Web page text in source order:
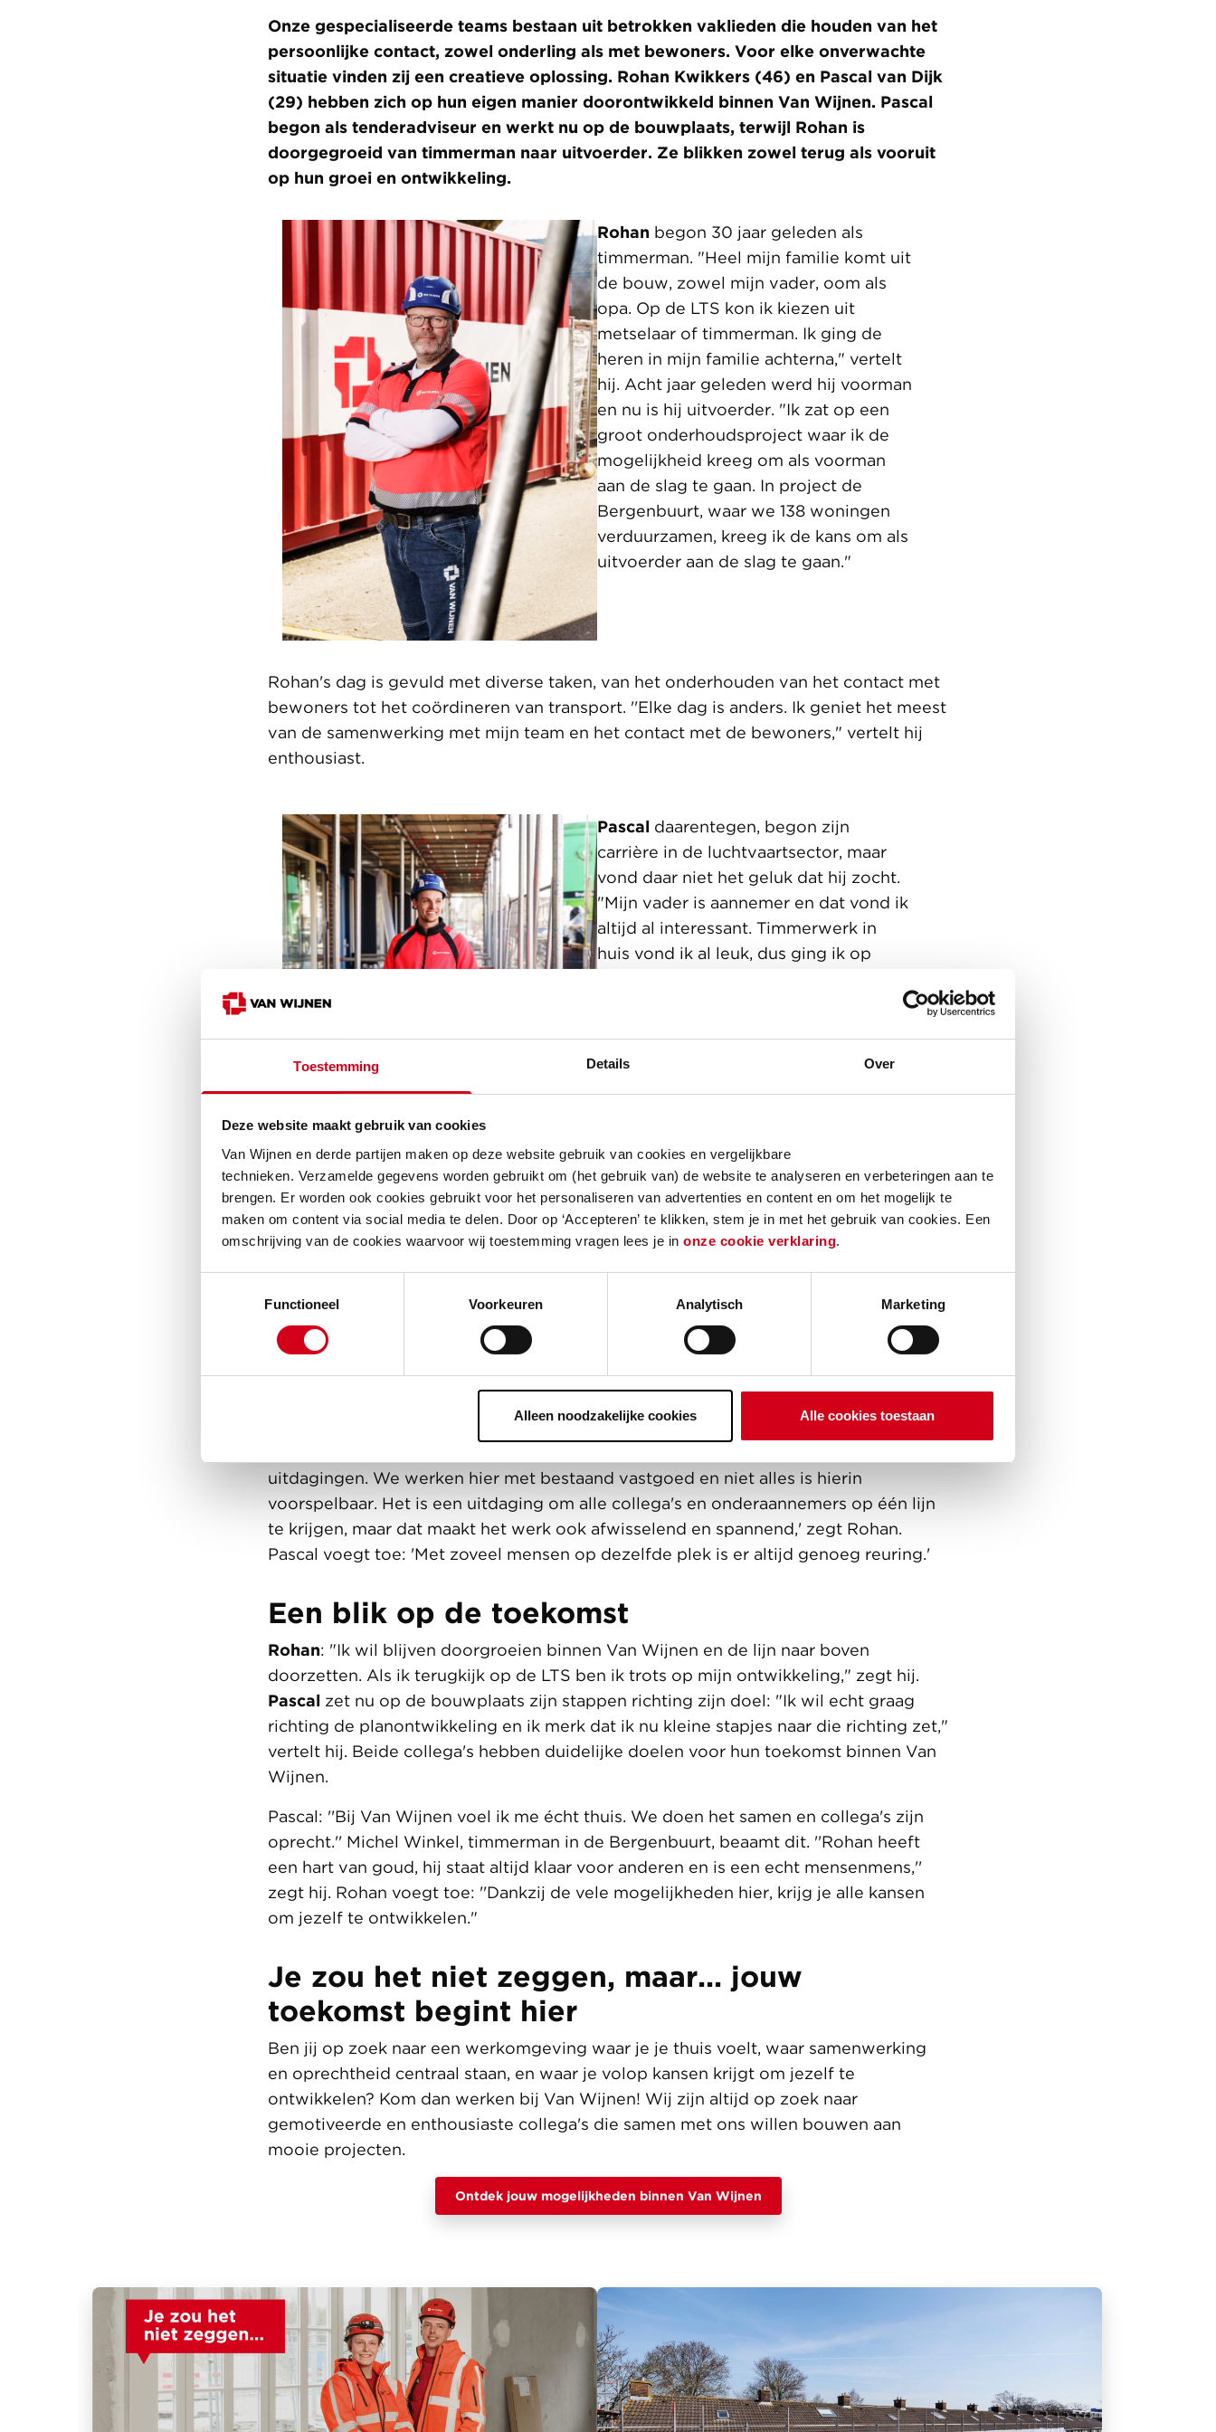
Toestemming Details Over
Deze website maakt gebruik van cookies
Van Wijnen en derde partijen maken op deze website gebruik van cookies en vergelijkbare
technieken. Verzamelde gegevens worden gebruikt om (het gebruik van) de website te analyseren en verbeteringen aan te
brengen. Er worden ook cookies gebruikt voor het personaliseren van advertenties en content en om het mogelijk te
maken om content via social media te delen. Door op ‘Accepteren’ te klikken, stem je in met het gebruik van cookies. Een
omschrijving van de cookies waarvoor wij toestemming vragen lees je in onze cookie verklaring.
Functioneel
Voorkeuren Analytisch Marketing
Alleen noodzakelijke cookies Alle cookies toestaan
Onze gespecialiseerde teams bestaan uit betrokken vaklieden die houden van het
persoonlijke contact, zowel onderling als met bewoners. Voor elke onverwachte
situatie vinden zij een creatieve oplossing. Rohan Kwikkers (46) en Pascal van Dijk
(29) hebben zich op hun eigen manier doorontwikkeld binnen Van Wijnen. Pascal
begon als tenderadviseur en werkt nu op de bouwplaats, terwijl Rohan is
doorgegroeid van timmerman naar uitvoerder. Ze blikken zowel terug als vooruit
op hun groei en ontwikkeling.
Rohan begon 30 jaar geleden als
timmerman. "Heel mijn familie komt uit
de bouw, zowel mijn vader, oom als
opa. Op de LTS kon ik kiezen uit
metselaar of timmerman. Ik ging de
heren in mijn familie achterna," vertelt
hij. Acht jaar geleden werd hij voorman
en nu is hij uitvoerder. "Ik zat op een
groot onderhoudsproject waar ik de
mogelijkheid kreeg om als voorman
aan de slag te gaan. In project de
Bergenbuurt, waar we 138 woningen
verduurzamen, kreeg ik de kans om als
uitvoerder aan de slag te gaan."
Rohan's dag is gevuld met diverse taken, van het onderhouden van het contact met
bewoners tot het coördineren van transport. ''Elke dag is anders. Ik geniet het meest
van de samenwerking met mijn team en het contact met de bewoners," vertelt hij
enthousiast.
Pascal daarentegen, begon zijn
carrière in de luchtvaartsector, maar
vond daar niet het geluk dat hij zocht.
"Mijn vader is aannemer en dat vond ik
altijd al interessant. Timmerwerk in
huis vond ik al leuk, dus ging ik op
voor een gesprek. Ik kwam terecht in
commerciële kant meer wilde
combineren met de techniek. Ik kreeg
de kans om dat binnen Van Wijnen te
onderzoeken en werk nu op de
Pascalwerkt nu als junior werkvoorbereider/assistent uitvoerder op project de
Bergenbuurt. ''Ik help de bewoners graag om de opleverpunten te ontdekken en
Rohanhoudt zich bezig met allerlei taken, van contact met de
bewoners tot het regelen van transport.
uitdagingen. We werken hier met bestaand vastgoed en niet alles is hierin
voorspelbaar. Het is een uitdaging om alle collega's en onderaannemers op één lijn
te krijgen, maar dat maakt het werk ook afwisselend en spannend,' zegt Rohan.
Pascal voegt toe: 'Met zoveel mensen op dezelfde plek is er altijd genoeg reuring.'
Een blik op de toekomst
Rohan: "Ik wil blijven doorgroeien binnen Van Wijnen en de lijn naar boven
doorzetten. Als ik terugkijk op de LTS ben ik trots op mijn ontwikkeling," zegt hij.
Pascal zet nu op de bouwplaats zijn stappen richting zijn doel: "Ik wil echt graag
richting de planontwikkeling en ik merk dat ik nu kleine stapjes naar die richting zet,"
vertelt hij. Beide collega's hebben duidelijke doelen voor hun toekomst binnen Van
Wijnen.
Pascal: ''Bij Van Wijnen voel ik me écht thuis. We doen het samen en collega's zijn
oprecht.'' Michel Winkel, timmerman in de Bergenbuurt, beaamt dit. ''Rohan heeft
een hart van goud, hij staat altijd klaar voor anderen en is een echt mensenmens,''
zegt hij. Rohan voegt toe: ''Dankzij de vele mogelijkheden hier, krijg je alle kansen
om jezelf te ontwikkelen."
Je zou het niet zeggen, maar... jouw
toekomst begint hier
Ben jij op zoek naar een werkomgeving waar je je thuis voelt, waar samenwerking
en oprechtheid centraal staan, en waar je volop kansen krijgt om jezelf te
ontwikkelen? Kom dan werken bij Van Wijnen! Wij zijn altijd op zoek naar
gemotiveerde en enthousiaste collega's die samen met ons willen bouwen aan
mooie projecten.
Ontdek jouw mogelijkheden binnen Van Wijnen